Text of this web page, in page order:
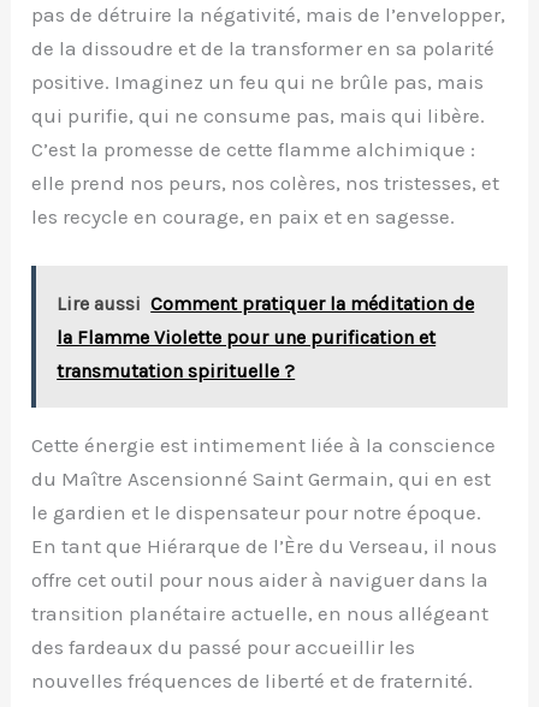
pas de détruire la négativité, mais de l’envelopper,
de la dissoudre et de la transformer en sa polarité
positive. Imaginez un feu qui ne brûle pas, mais
qui purifie, qui ne consume pas, mais qui libère.
C’est la promesse de cette flamme alchimique :
elle prend nos peurs, nos colères, nos tristesses, et
les recycle en courage, en paix et en sagesse.
Lire aussi Comment pratiquer la méditation de
la Flamme Violette pour une purification et
transmutation spirituelle ?
Cette énergie est intimement liée à la conscience
du Maître Ascensionné Saint Germain, qui en est
le gardien et le dispensateur pour notre époque.
En tant que Hiérarque de l’Ère du Verseau, il nous
offre cet outil pour nous aider à naviguer dans la
transition planétaire actuelle, en nous allégeant
des fardeaux du passé pour accueillir les
nouvelles fréquences de liberté et de fraternité.